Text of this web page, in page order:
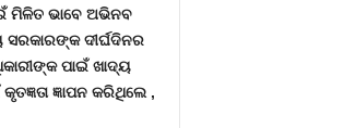
ମିଳିତ ଭାବେ ଅଭିନବ
ସରକାରଙ୍କ ଦୀର୍ଘଦିନର
ପାଇଁ ଖାଦ୍ୟ
ଜ୍ଞାପନ କରିଥିଲେ ,